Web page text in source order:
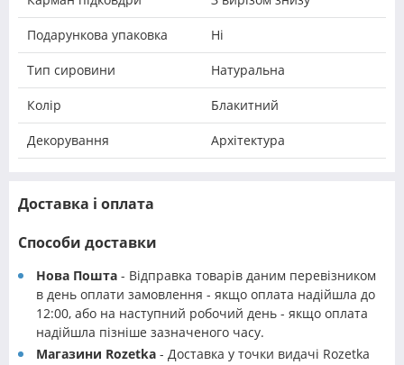
Подарункова упаковка Ні
Тип сировини Натуральна
Колір Блакитний
Декорування Архітектура
Доставка і оплата
Способи доставки
Нова Пошта - Відправка товарів даним перевізником
в день оплати замовлення - якщо оплата надійшла до
12:00, або на наступний робочий день - якщо оплата
надійшла пізніше зазначеного часу.
Магазини Rozetka - Доставка у точки видачі Rozetka